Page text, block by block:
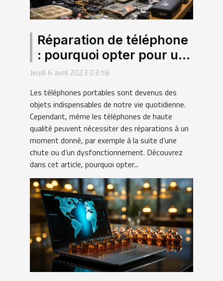
Réparation de téléphone
: pourquoi opter pour un
grossiste en pièce
?
Jeudi 6 avril 2023 03:18
Les téléphones portables sont devenus des
objets indispensables de notre vie quotidienne.
Cependant, même les téléphones de haute
qualité peuvent nécessiter des réparations à un
moment donné, par exemple à la suite d’une
chute ou d’un dysfonctionnement. Découvrez
dans cet article, pourquoi opter...